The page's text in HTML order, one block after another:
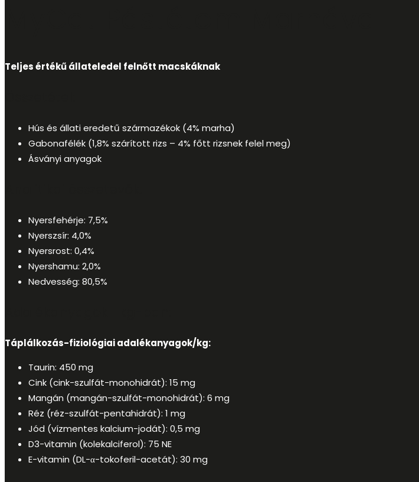
Teljes értékű állateledel felnőtt macskáknak
Hús és állati eredetű származékok (4% marha)
Gabonafélék (1,8% szárított rizs – 4% főtt rizsnek felel meg)
Ásványi anyagok
Nyersfehérje: 7,5%
Nyerszsír: 4,0%
Nyersrost: 0,4%
Nyershamu: 2,0%
Nedvesség: 80,5%
Táplálkozás-fiziológiai adalékanyagok/kg:
Taurin: 450 mg
Cink (cink-szulfát-monohidrát): 15 mg
Mangán (mangán-szulfát-monohidrát): 6 mg
Réz (réz-szulfát-pentahidrát): 1 mg
Jód (vízmentes kalcium-jodát): 0,5 mg
D3-vitamin (kolekalciferol): 75 NE
E-vitamin (DL-α-tokoferil-acetát): 30 mg